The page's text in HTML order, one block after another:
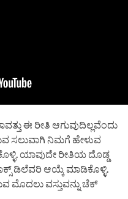
ಈ ರೀತಿ ಆಗುವುದಿಲ್ಲವೆಂದು
ಸಲುವಾಗಿ ನಿಮಗೆ ಹೇಳುವ
ಯಾವುದೇ ರೀತಿಯ ದೊಡ್ಡ
ಡಿಲೆವರಿ ಆಯ್ಕೆ ಮಾಡಿಕೊಳ್ಳಿ.
ಮೊದಲು ವಸ್ತುವನ್ನು ಚೆಕ್